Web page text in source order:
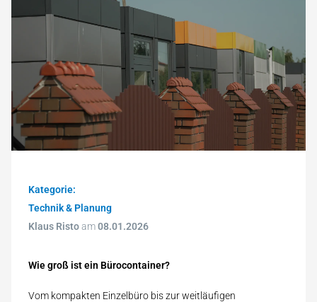
Kategorie:
Technik & Planung
Klaus Ristoam08.01.2026
Wie groß ist ein Bürocontainer?
Vom kompakten Einzelbüro bis zur weitläufigen